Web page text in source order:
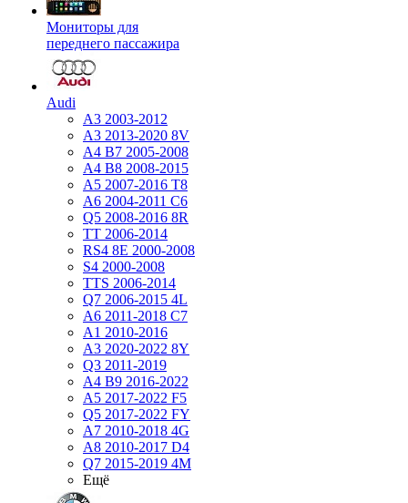
Мониторы для
переднего пассажира
Audi
A3 2003-2012
A3 2013-2020 8V
A4 B7 2005-2008
A4 B8 2008-2015
A5 2007-2016 T8
A6 2004-2011 C6
Q5 2008-2016 8R
TT 2006-2014
RS4 8E 2000-2008
S4 2000-2008
TTS 2006-2014
Q7 2006-2015 4L
A6 2011-2018 С7
A1 2010-2016
A3 2020-2022 8Y
Q3 2011-2019
A4 B9 2016-2022
A5 2017-2022 F5
Q5 2017-2022 FY
A7 2010-2018 4G
A8 2010-2017 D4
Q7 2015-2019 4M
Ещё